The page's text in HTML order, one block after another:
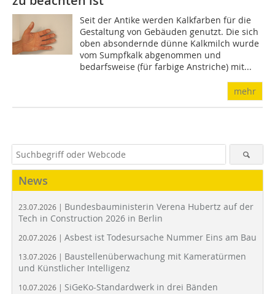
Seit der Antike werden Kalkfarben für die
Gestaltung von Gebäuden genutzt. Die sich
oben absondernde dünne Kalkmilch wurde
vom Sumpfkalk abgenommen und
bedarfsweise (für farbige Anstriche) mit...
mehr
News
23.07.2026 | Bundesbauministerin Verena Hubertz auf der
Tech in Construction 2026 in Berlin
20.07.2026 | Asbest ist Todesursache Nummer Eins am Bau
13.07.2026 | Baustellenüberwachung mit Kameratürmen
und Künstlicher Intelligenz
10.07.2026 | SiGeKo-Standardwerk in drei Bänden